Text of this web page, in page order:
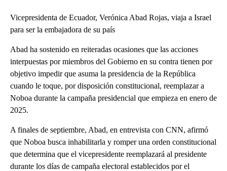
Vicepresidenta de Ecuador, Verónica Abad Rojas, viaja a Israel
para ser la embajadora de su país
Abad ha sostenido en reiteradas ocasiones que las acciones
interpuestas por miembros del Gobierno en su contra tienen por
objetivo impedir que asuma la presidencia de la República
cuando le toque, por disposición constitucional, reemplazar a
Noboa durante la campaña presidencial que empieza en enero de
2025.
A finales de septiembre, Abad, en entrevista con CNN, afirmó
que Noboa busca inhabilitarla y romper una orden constitucional
que determina que el vicepresidente reemplazará al presidente
durante los días de campaña electoral establecidos por el